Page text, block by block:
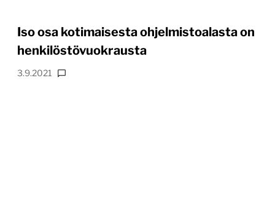
Iso osa kotimaisesta ohjelmistoalasta on
henkilöstövuokrausta
3.9.2021